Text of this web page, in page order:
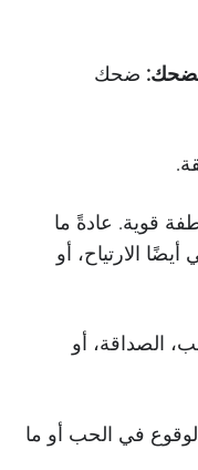
ضحك
قوية. عادةً ما
الارتياح، أو
الصداقة، أو
في الحب أو ما